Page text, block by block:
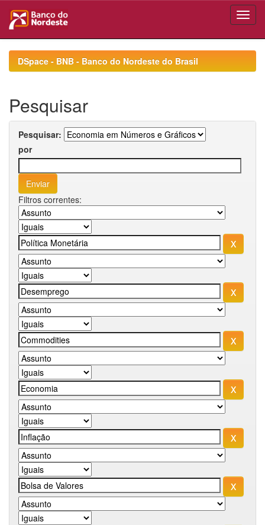
navigationDSpace - BNB - Banco do Nordeste do Brasil
Pesquisar
Pesquisar:
por
Filtros correntes: